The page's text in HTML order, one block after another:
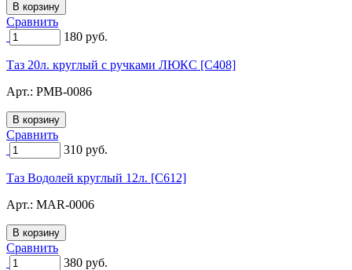
Сравнить
180 руб.
Таз 20л. круглый с ручками ЛЮКС [C408]
Арт.: PMB-0086
Сравнить
310 руб.
Таз Водолей круглый 12л. [C612]
Арт.: MAR-0006
Сравнить
380 руб.